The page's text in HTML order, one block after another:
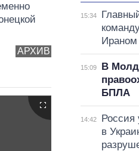
АРХИВ
15:34
Ираном
15:09
В
БПЛА
14:42
Россия
в